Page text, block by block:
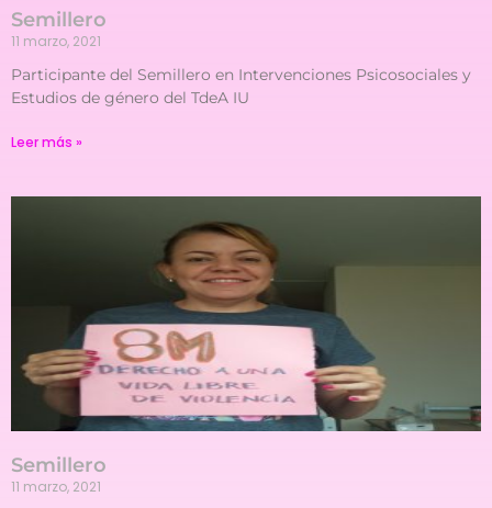
Semillero
11 marzo, 2021
Participante del Semillero en Intervenciones Psicosociales y
Estudios de género del TdeA IU
Leer más »
Semillero
11 marzo, 2021